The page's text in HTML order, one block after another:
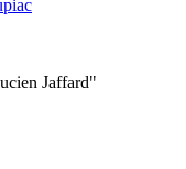
Jaffard"